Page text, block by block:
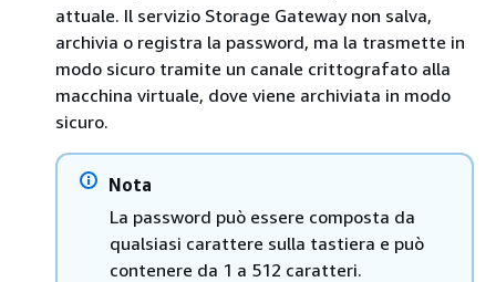
attuale. Il servizio Storage Gateway non salva,
archivia o registra la password, ma la trasmette in
modo sicuro tramite un canale crittografato alla
macchina virtuale, dove viene archiviata in modo
sicuro.
Nota
La password può essere composta da
qualsiasi carattere sulla tastiera e può
contenere da 1 a 512 caratteri.